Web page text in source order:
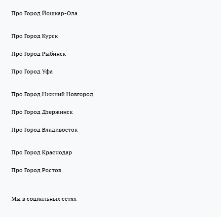
Про Город Йошкар-Ола
Про Город Курск
Про Город Рыбинск
Про Город Уфа
Про Город Нижний Новгород
Про Город Дзержинск
Про Город Владивосток
Про Город Краснодар
Про Город Ростов
Мы в социальных сетях